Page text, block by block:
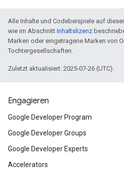
Alle Inhalte und Codebeispiele auf
wie im Abschnitt Inhaltslizenz
Marken oder eingetragene Marken von
Tochtergesellschaften.
Zuletzt aktualisiert: 2025-07-26 (UTC).
Engagieren
Google Developer Program
Google Developer Groups
Google Developer Experts
Accelerators